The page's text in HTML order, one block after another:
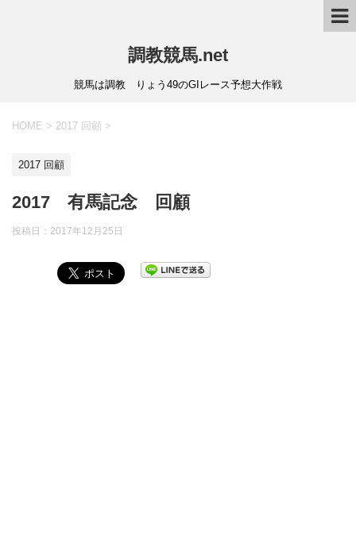
調教競馬.net
競馬は調教 りょう49のGIレース予想大作戦
HOME > 2017 回顧 >
2017 回顧
2017 有馬記念 回顧
投稿日： 2017年12月25日